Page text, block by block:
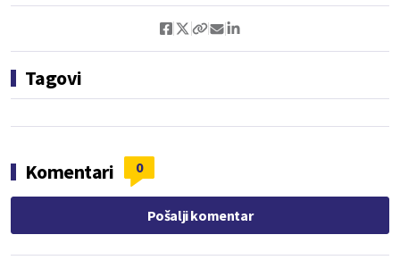
Tagovi
Komentari 0
Pošalji komentar